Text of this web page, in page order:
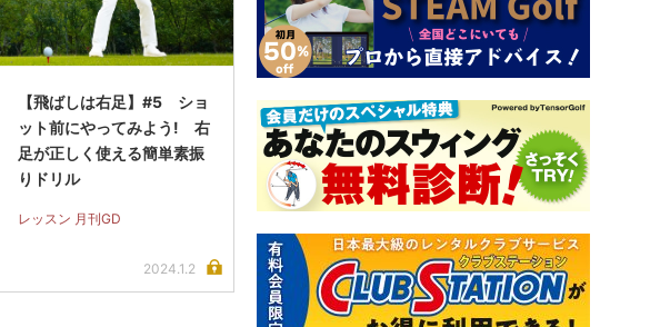
【飛ばしは右足】#5 ショ
ット前にやってみよう! 右
足が正しく使える簡単素振
りドリル
レッスン 月刊GD
2024.1.2